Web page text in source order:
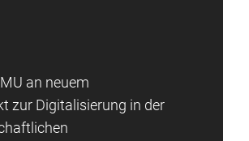
an neuem
zur Digitalisierung in der